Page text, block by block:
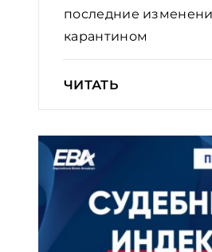
последние
карантином
ЧИТАТЬ